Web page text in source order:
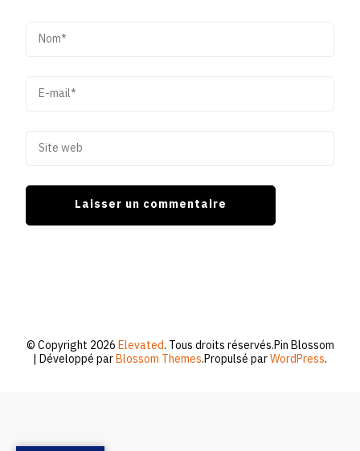
© Copyright 2026Elevated. Tous droits réservés.Pin Blossom
| Développé parBlossom Themes.Propulsé parWordPress.